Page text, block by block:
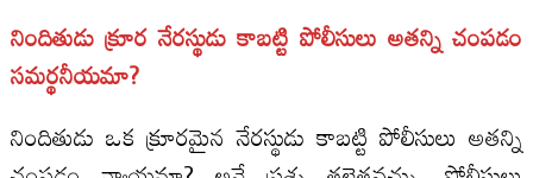
నిందితుడు క్రూర నేరస్థుడు కాబట్టి పోలీసులు అతన్ని చంపడం
సమర్థనీయమా?
నిందితుడు ఒక క్రూరమైన నేరస్థుడు కాబట్టి పోలీసులు అతన్ని